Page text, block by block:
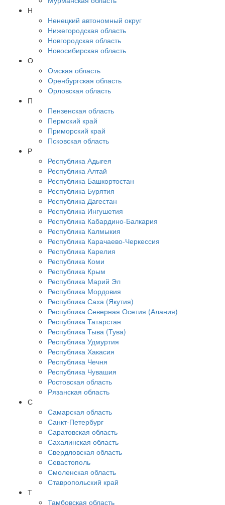
Н
Ненецкий автономный округ
Нижегородская область
Новгородская область
Новосибирская область
О
Омская область
Оренбургская область
Орловская область
П
Пензенская область
Пермский край
Приморский край
Псковская область
Р
Республика Адыгея
Республика Алтай
Республика Башкортостан
Республика Бурятия
Республика Дагестан
Республика Ингушетия
Республика Кабардино-Балкария
Республика Калмыкия
Республика Карачаево-Черкессия
Республика Карелия
Республика Коми
Республика Крым
Республика Марий Эл
Республика Мордовия
Республика Саха (Якутия)
Республика Северная Осетия (Алания)
Республика Татарстан
Республика Тыва (Тува)
Республика Удмуртия
Республика Хакасия
Республика Чечня
Республика Чувашия
Ростовская область
Рязанская область
С
Самарская область
Санкт-Петербург
Саратовская область
Сахалинская область
Свердловская область
Севастополь
Смоленская область
Ставропольский край
Т
Тамбовская область